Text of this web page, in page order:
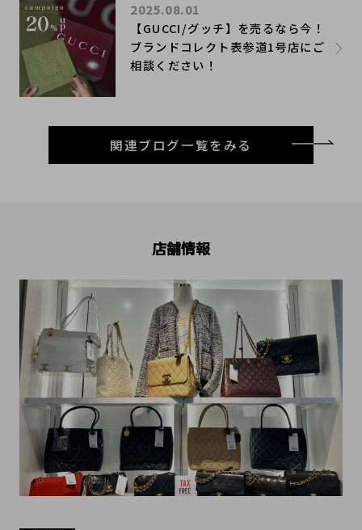
【GUCCI/グッチ】を売るなら今！
ブランドコレクト表参道1号店にご
相談ください！
2025.08.01
関連ブログ一覧をみる
店舗情報